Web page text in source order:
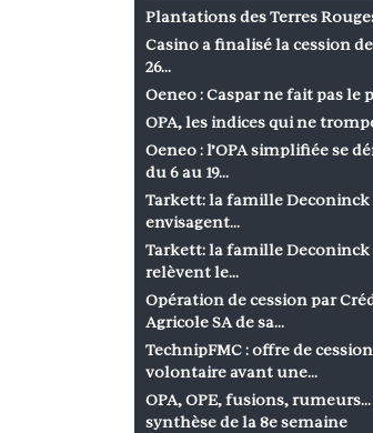
Plantations des Terres
Casino a finalisé la cession
26…
Oeneo : Caspar ne fait pas le
OPA, les indices qui ne
Oeneo : l’OPA simplifiée se
du 6 au 19…
Tarkett: la famille Deconinck
envisagent…
Tarkett: la famille Deconinck
relèvent le…
Opération de cession par
Agricole SA de sa…
TechnipFMC : offre de cession
volontaire avant une…
OPA, OPE, fusions, rumeurs…
synthèse de la 8e semaine